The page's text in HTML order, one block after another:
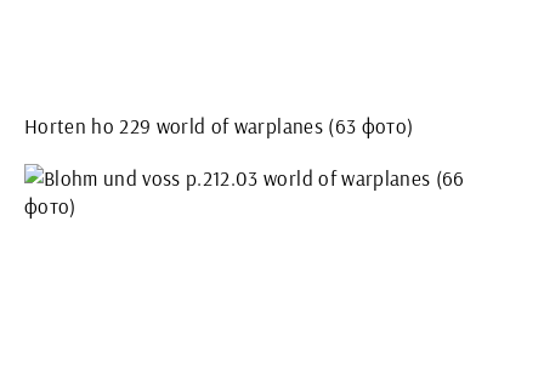
Horten ho 229 world of warplanes (63 фото)